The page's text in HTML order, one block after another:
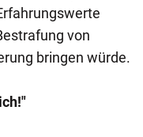
von
bringen würde.